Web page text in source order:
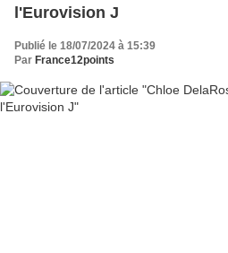
l'Eurovision J
Publié le 18/07/2024 à 15:39
Par France12points